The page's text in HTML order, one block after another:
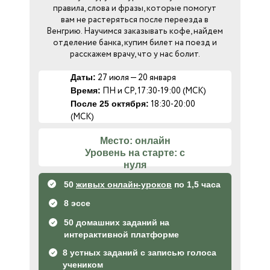
правила, слова и фразы, которые помогут
вам не растеряться после переезда в
Венгрию. Научимся заказывать кофе, найдем
отделение банка, купим билет на поезд и
расскажем врачу, что у нас болит.
50 живых онлайн-уроков по 1,5 часа
8 эссе
Место: онлайн
Уровень на старте: с
нуля
50 домашних заданий на
интерактивной платформе
8 устных заданий с записью голоса
учеником
Даты: 27 июля — 20 января
Время: ПН и СР, 17:30-19:00 (МСК)
После 25 октября: 18:30-20:00
(МСК)